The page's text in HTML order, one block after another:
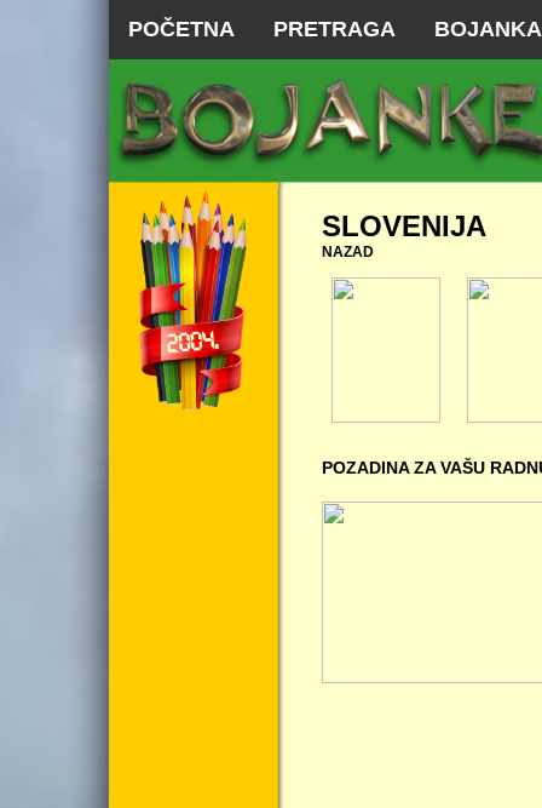
POČETNA PRETRAGA BOJANKA
SLOVENIJA
NAZAD
POZADINA ZA VAŠU